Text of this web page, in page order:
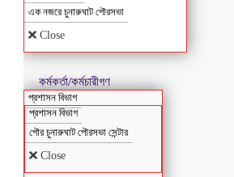
এক নজরে চুনারুঘাট পৌরসভা
Close
কর্মকর্তা/কর্মচারীগণ
প্রশাসন বিভাগ
প্রশাসন বিভাগ
পৌর চুনারুঘাট পৌরসভা সেন্টার
Close